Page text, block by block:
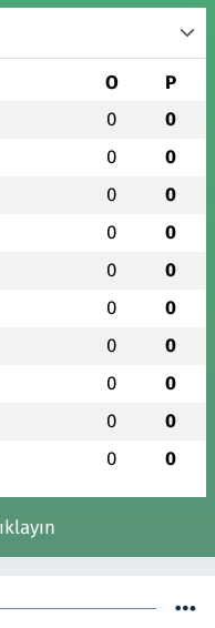
O P
0 0
0 0
0 0
0 0
0 0
0 0
0 0
0 0
0 0
0 0